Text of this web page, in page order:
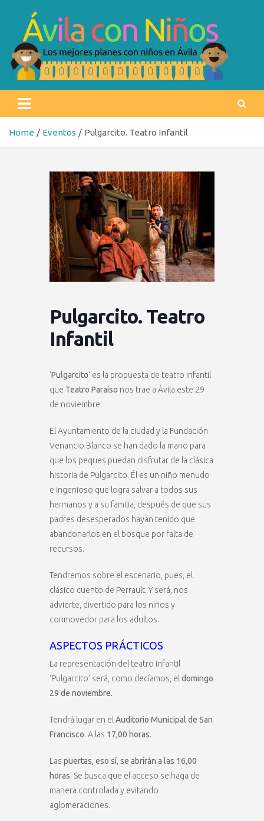
content
Ávila con niños
Home Eventos Pulgarcito. Teatro Infantil
Pulgarcito. Teatro
Infantil
‘Pulgarcito‘ es la propuesta de teatro infantil
que Teatro Paraíso nos trae a Ávila este 29
de noviembre.
El Ayuntamiento de la ciudad y la Fundación
Venancio Blanco se han dado la mano para
que los peques puedan disfrutar de la clásica
historia de Pulgarcito. Él es un niño menudo
e ingenioso que logra salvar a todos sus
hermanos y a su familia, después de que sus
padres desesperados hayan tenido que
abandonarlos en el bosque por falta de
recursos.
Tendremos sobre el escenario, pues, el
clásico cuento de Perrault. Y será, nos
advierte, divertido para los niños y
conmovedor para los adultos.
ASPECTOS PRÁCTICOS
La representación del teatro infantil
‘Pulgarcito’ será, como decíamos, el domingo
29 de noviembre.
Tendrá lugar en el Auditorio Municipal de San
Francisco. A las 17,00 horas.
Las puertas, eso sí, se abrirán a las 16,00
horas. Se busca que el acceso se haga de
manera controlada y evitando
aglomeraciones.